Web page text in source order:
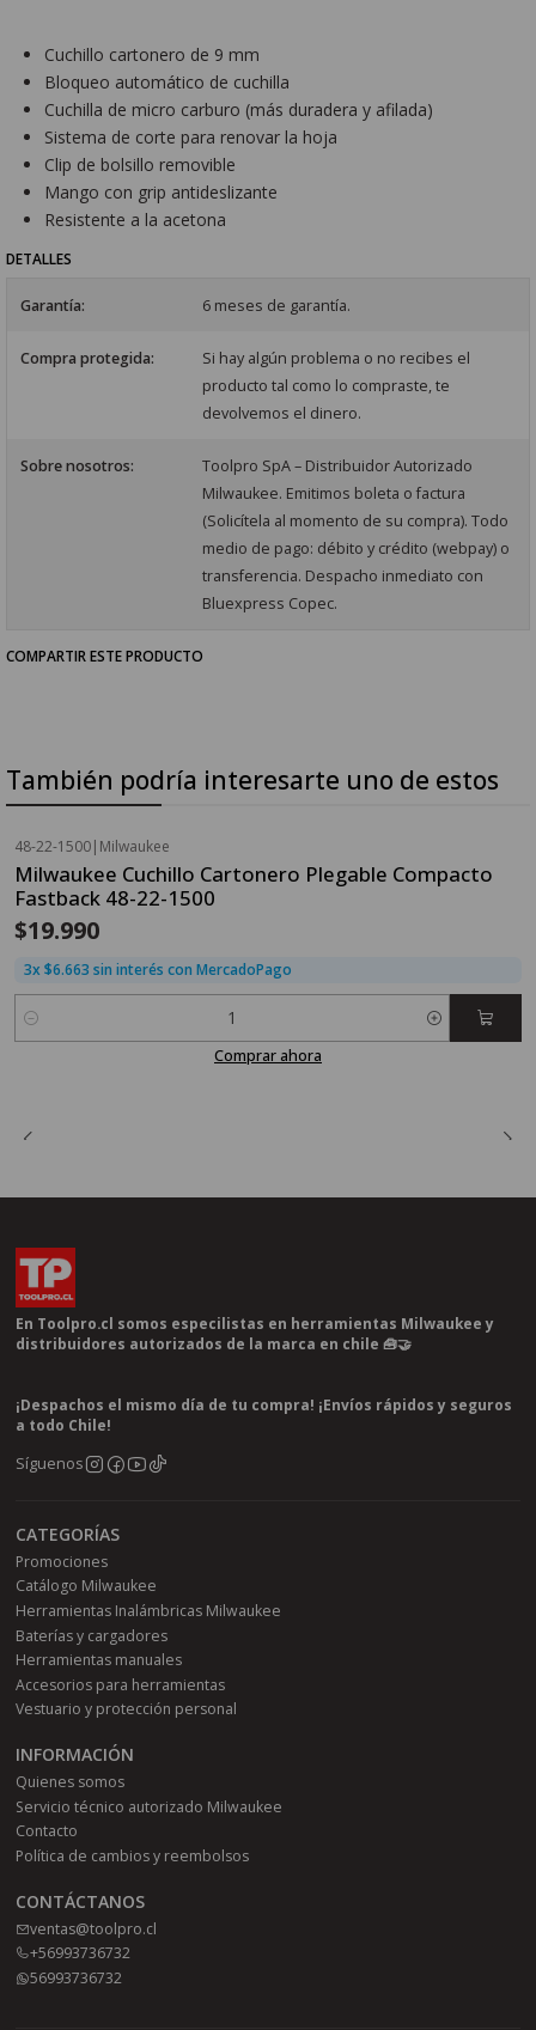
Cuchillo cartonero de 9 mm
Bloqueo automático de cuchilla
Cuchilla de micro carburo (más duradera y afilada)
Sistema de corte para renovar la hoja
Clip de bolsillo removible
Mango con grip antideslizante
Resistente a la acetona
DETALLES
Garantía: 6 meses de garantía.
Compra protegida:
Si hay algún problema o no recibes el
producto tal como lo compraste, te
devolvemos el dinero.
Sobre nosotros:
Toolpro SpA – Distribuidor Autorizado
Milwaukee. Emitimos boleta o factura
(Solicítela al momento de su compra). Todo
medio de pago: débito y crédito (webpay) o
transferencia. Despacho inmediato con
Bluexpress Copec.
COMPARTIR ESTE PRODUCTO
También podría interesarte uno de estos
48-22-1500| Milwaukee
Milwaukee Cuchillo Cartonero Plegable Compacto
Fastback 48-22-1500
$19.990
3x $6.663 sin interés con MercadoPago
Cantidad
Comprar ahora
En Toolpro.cl somos especilistas en herramientas Milwaukee y
distribuidores autorizados de la marca en chile 🧰🤝
¡Despachos el mismo día de tu compra! ¡Envíos rápidos y seguros
a todo Chile!
Síguenos
CATEGORÍAS
Promociones
Catálogo Milwaukee
Herramientas Inalámbricas Milwaukee
Baterías y cargadores
Herramientas manuales
Accesorios para herramientas
Vestuario y protección personal
INFORMACIÓN
Quienes somos
Servicio técnico autorizado Milwaukee
Contacto
Política de cambios y reembolsos
CONTÁCTANOS
ventas@toolpro.cl
+56993736732
56993736732